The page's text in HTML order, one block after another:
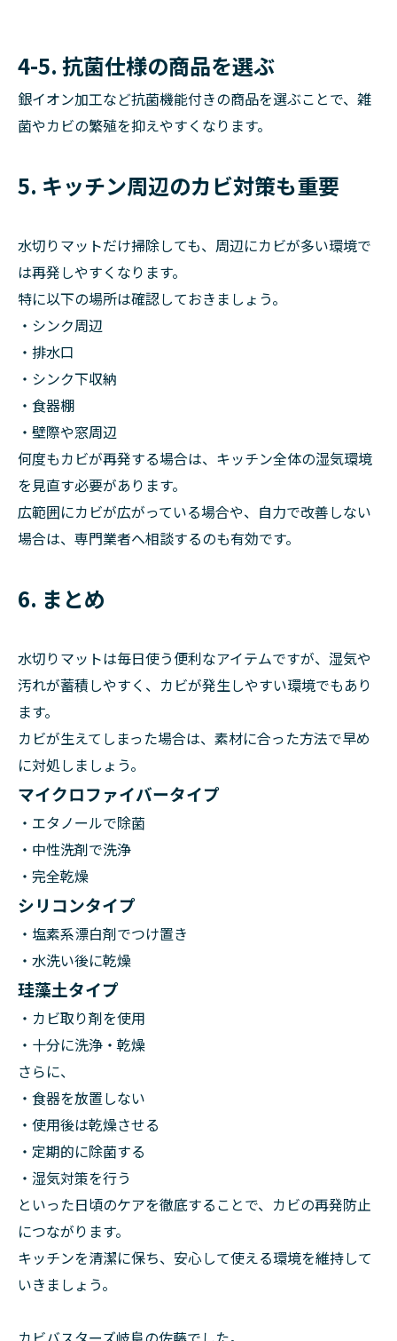
4-5. 抗菌仕様の商品を選ぶ
銀イオン加工など抗菌機能付きの商品を選ぶことで、雑
菌やカビの繁殖を抑えやすくなります。
5. キッチン周辺のカビ対策も重要
水切りマットだけ掃除しても、周辺にカビが多い環境で
は再発しやすくなります。
特に以下の場所は確認しておきましょう。
・シンク周辺
・排水口
・シンク下収納
・食器棚
・壁際や窓周辺
何度もカビが再発する場合は、キッチン全体の湿気環境
を見直す必要があります。
広範囲にカビが広がっている場合や、自力で改善しない
場合は、専門業者へ相談するのも有効です。
6. まとめ
水切りマットは毎日使う便利なアイテムですが、湿気や
汚れが蓄積しやすく、カビが発生しやすい環境でもあり
ます。
カビが生えてしまった場合は、素材に合った方法で早め
に対処しましょう。
マイクロファイバータイプ
・エタノールで除菌
・中性洗剤で洗浄
・完全乾燥
シリコンタイプ
・塩素系漂白剤でつけ置き
・水洗い後に乾燥
珪藻土タイプ
・カビ取り剤を使用
・十分に洗浄・乾燥
さらに、
・食器を放置しない
・使用後は乾燥させる
・定期的に除菌する
・湿気対策を行う
といった日頃のケアを徹底することで、カビの再発防止
につながります。
キッチンを清潔に保ち、安心して使える環境を維持して
いきましょう。